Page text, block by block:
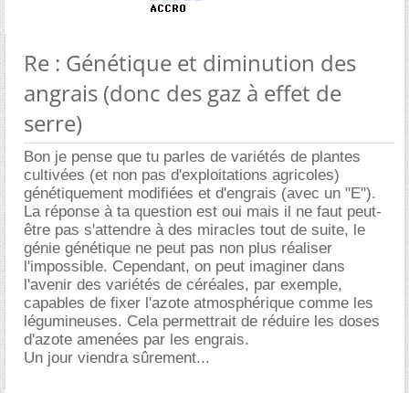
Re : Génétique et diminution des
angrais (donc des gaz à effet de
serre)
Bon je pense que tu parles de variétés de plantes
cultivées (et non pas d'exploitations agricoles)
génétiquement modifiées et d'engrais (avec un "E").
La réponse à ta question est oui mais il ne faut peut-
être pas s'attendre à des miracles tout de suite, le
génie génétique ne peut pas non plus réaliser
l'impossible. Cependant, on peut imaginer dans
l'avenir des variétés de céréales, par exemple,
capables de fixer l'azote atmosphérique comme les
légumineuses. Cela permettrait de réduire les doses
d'azote amenées par les engrais.
Un jour viendra sûrement...